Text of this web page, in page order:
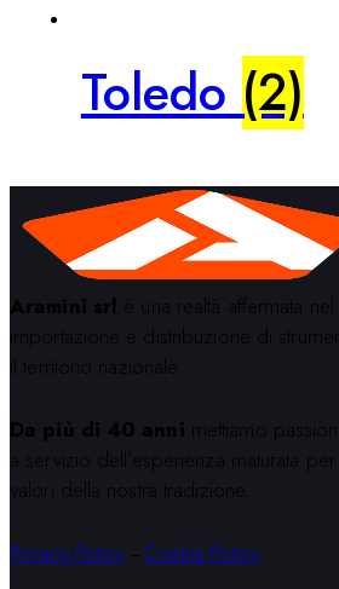
Toledo (2)
Aramini srl è una realtà affermata
importazione e distribuzione di
il territorio nazionale.
Da più di 40 anni mettiamo
a servizio dell’esperienza maturata
valori della nostra tradizione.
Privacy Policy Cookie Policy